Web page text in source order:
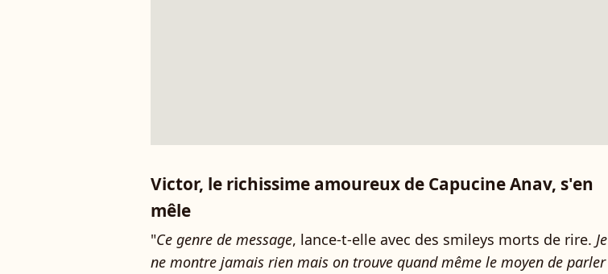
Victor, le richissime amoureux de Capucine Anav, s'en
mêle
"Ce genre de message, lance-t-elle avec des smileys morts de rire. Je
ne montre jamais rien mais on trouve quand même le moyen de parler